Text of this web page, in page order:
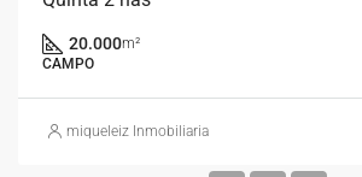
20.000m²
CAMPO
miqueleiz Inmobiliaria